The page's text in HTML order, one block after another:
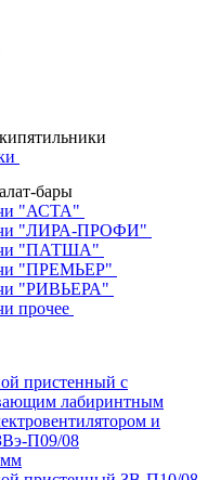
бары
"АСТА"
"ЛИРА-ПРОФИ"
"ПАТША"
"ПРЕМЬЕР"
"РИВЬЕРА"
прочее
пристенный с
лабиринтным
и
П09/08